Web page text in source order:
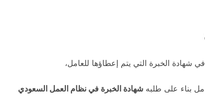
شهادة الخبرة التي يتم إعطاؤها للعامل،
بناء على طلبه شهادة الخبرة في نظام العمل السعودي